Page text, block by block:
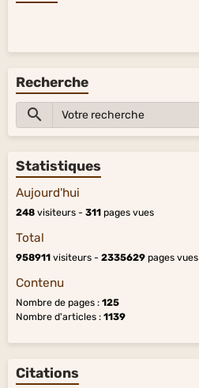
Recherche
Statistiques
Aujourd'hui
248 visiteurs - 311 pages vues
Total
958911 visiteurs - 2335629 pages vues
Contenu
Nombre de pages : 125
Nombre d'articles : 1139
Citations